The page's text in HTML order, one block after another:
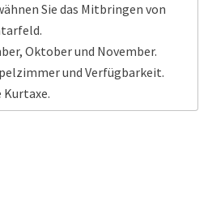
Sie das Mitbringen von
Oktober und November.
und Verfügbarkeit.
Kurtaxe.